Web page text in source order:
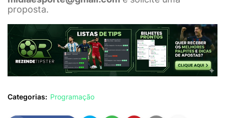
proposta.
Categorias: Programação